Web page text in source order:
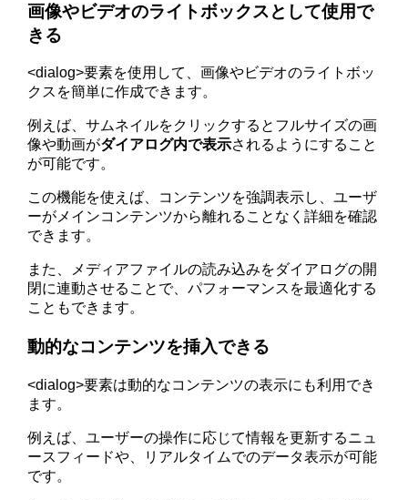
画像やビデオのライトボックスとして使用で
きる
<dialog>要素を使用して、画像やビデオのライトボッ
クスを簡単に作成できます。
例えば、サムネイルをクリックするとフルサイズの画
像や動画がダイアログ内で表示されるようにすること
が可能です。
この機能を使えば、コンテンツを強調表示し、ユーザ
ーがメインコンテンツから離れることなく詳細を確認
できます。
また、メディアファイルの読み込みをダイアログの開
閉に連動させることで、パフォーマンスを最適化する
こともできます。
動的なコンテンツを挿入できる
<dialog>要素は動的なコンテンツの表示にも利用でき
ます。
例えば、ユーザーの操作に応じて情報を更新するニュ
ースフィードや、リアルタイムでのデータ表示が可能
です。